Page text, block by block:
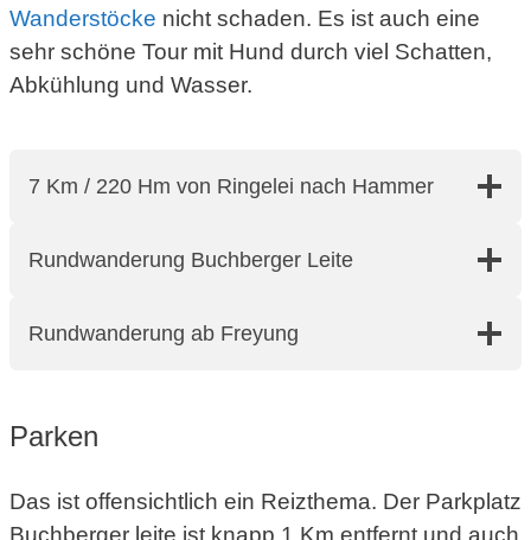
Wanderstöcke nicht schaden. Es ist auch eine
sehr schöne Tour mit Hund durch viel Schatten,
Abkühlung und Wasser.
7 Km / 220 Hm von Ringelei nach Hammer
Rundwanderung Buchberger Leite
Rundwanderung ab Freyung
Parken
Das ist offensichtlich ein Reizthema. Der Parkplatz
Buchberger leite ist knapp 1 Km entfernt und auch